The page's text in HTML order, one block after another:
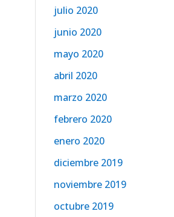
julio 2020
junio 2020
mayo 2020
abril 2020
marzo 2020
febrero 2020
enero 2020
diciembre 2019
noviembre 2019
octubre 2019